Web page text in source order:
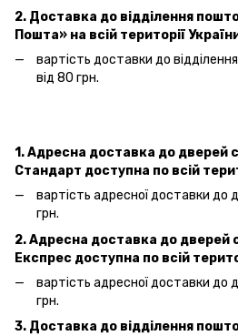
2. Доставка до відділення
Пошта» на всій території
вартість доставки до
від 80 грн.
1. Адресна доставка до дверей
Стандарт доступна по всій
вартість адресної доставки до
грн.
2. Адресна доставка до дверей
Експрес доступна по всій
вартість адресної доставки до
грн.
3. Доставка до відділення